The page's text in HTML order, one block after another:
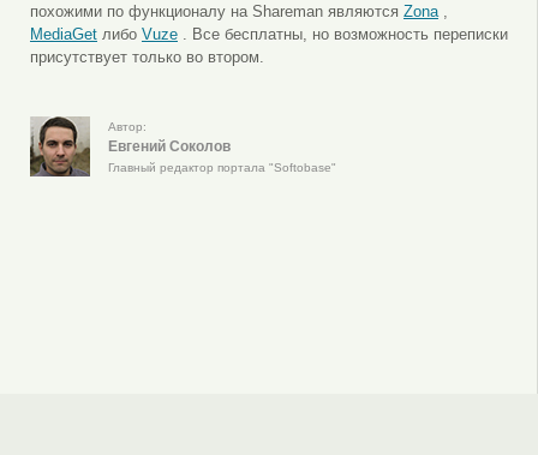
похожими по функционалу на Shareman являются Zona,
MediaGetлибо Vuze. Все бесплатны, но возможность переписки
присутствует только во втором.
Автор:
Евгений Соколов
Главный редактор портала "Softobase"